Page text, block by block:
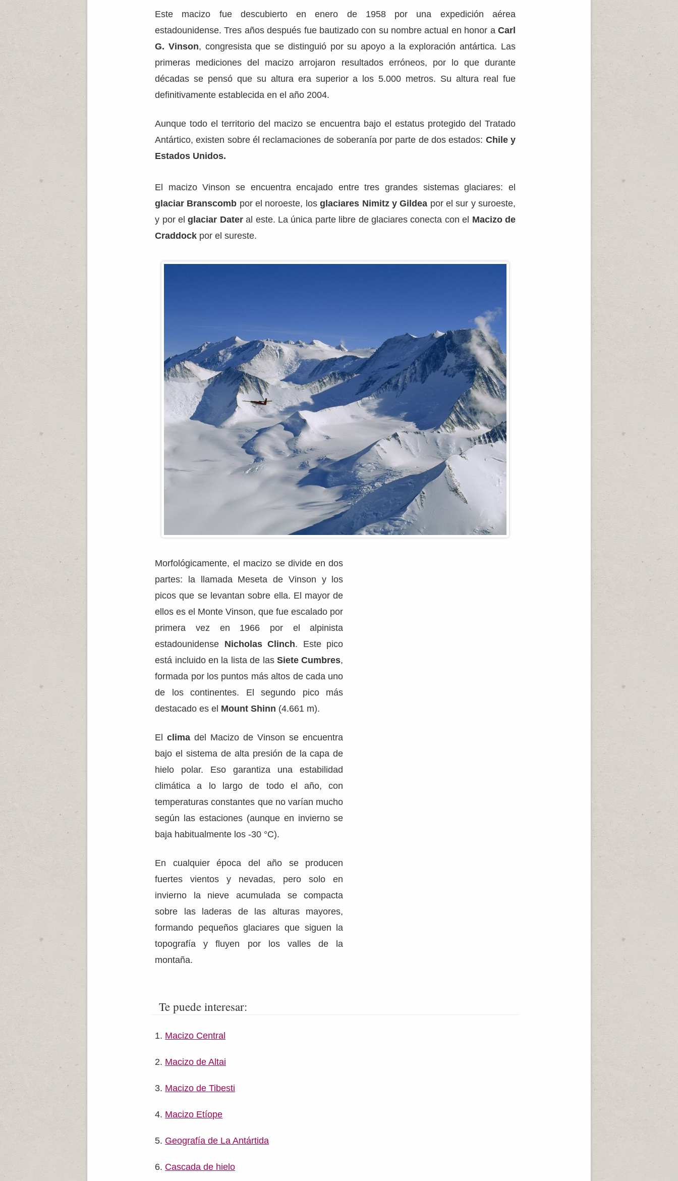
Este macizo fue descubierto en enero de 1958 por una expedición aérea
estadounidense. Tres años después fue bautizado con su nombre actual en honor aCarl
G. Vinson, congresista que se distinguió por su apoyo a la exploración antártica. Las
primeras mediciones del macizo arrojaron resultados erróneos, por lo que durante
décadas se pensó que su altura era superior a los 5.000 metros. Su altura real fue
definitivamente establecida en el año 2004.
Aunque todo el territorio del macizo se encuentra bajo el estatus protegido del Tratado
Antártico, existen sobre él reclamaciones de soberanía por parte de dos estados: Chile y
Estados Unidos.
El macizo Vinson se encuentra encajado entre tres grandes sistemas glaciares: el
glaciar Branscomb por el noroeste, losglaciares Nimitz y Gildea por el sur y suroeste,
y por elglaciar Dateral este. La única parte libre de glaciares conecta con el Macizo de
Craddock por el sureste.
Morfológicamente, el macizo se divide en dos
partes: la llamada Meseta de Vinson y los
picos que se levantan sobre ella. El mayor de
ellos es el Monte Vinson, que fue escalado por
primera vez en 1966 por el alpinista
estadounidense Nicholas Clinch. Este pico
está incluido en la lista de las Siete Cumbres,
formada por los puntos más altos de cada uno
de los continentes. El segundo pico más
destacado es el Mount Shinn (4.661 m).
El clima del Macizo de Vinson se encuentra
bajo el sistema de alta presión de la capa de
hielo polar. Eso garantiza una estabilidad
climática a lo largo de todo el año, con
temperaturas constantes que no varían mucho
según las estaciones (aunque en invierno se
baja habitualmente los -30 °C).
En cualquier época del año se producen
fuertes vientos y nevadas, pero solo en
invierno la nieve acumulada se compacta
sobre las laderas de las alturas mayores,
formando pequeños glaciares que siguen la
topografía y fluyen por los valles de la
montaña.
Te puede interesar:
Macizo Central
Macizo de Altai
Macizo de Tibesti
Macizo Etíope
Geografía de La Antártida
Cascada de hielo